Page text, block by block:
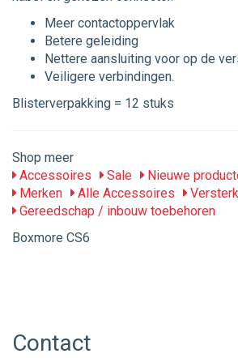
Meer contactoppervlak
Betere geleiding
Nettere aansluiting voor op de
Veiligere verbindingen.
Blisterverpakking = 12 stuks
Shop meer
Accessoires
Sale Nieuwe
Merken
Alle Accessoires
Gereedschap / inbouw toebehoren
Boxmore CS6
Contact